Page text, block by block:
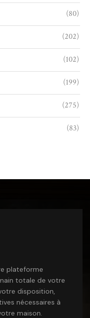
(80)
(202)
(102)
(199)
(275)
(83)
plateforme
totale de votre
disposition,
nécessaires à
maison.